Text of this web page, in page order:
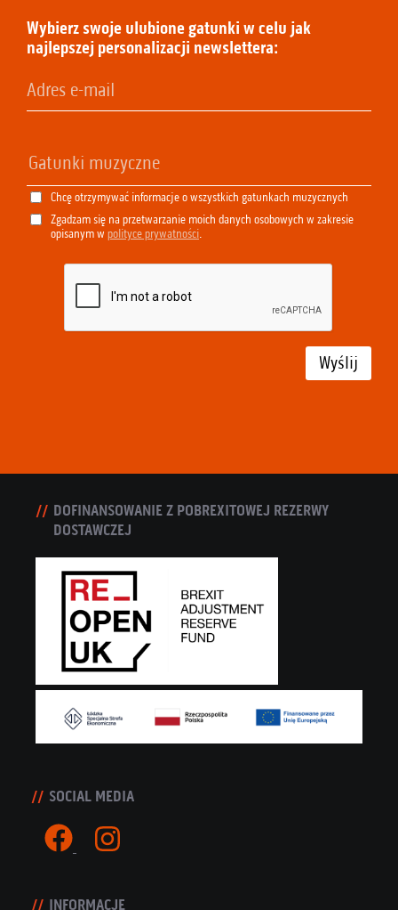
Wybierz swoje ulubione gatunki w celu jak
najlepszej personalizacji newslettera:
Chcę otrzymywać informacje o wszystkich gatunkach muzycznych
Zgadzam się na przetwarzanie moich danych osobowych w zakresie
opisanym w polityce prywatności.
Wyślij
DOFINANSOWANIE Z POBREXITOWEJ REZERWY
DOSTAWCZEJ
SOCIAL MEDIA
INFORMACJE